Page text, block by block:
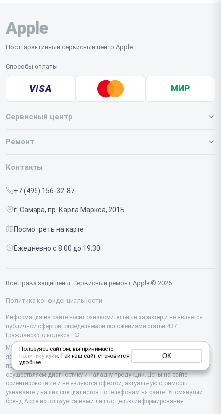
Apple
Постгарантийный сервисный центр Apple
Способы оплаты
VISA МИР
Сервисный центр
О нашем сервисе
Срочный ремонт
Доставка и способы оплаты
Диагностика
Контакты
Ремонт
Iphone
Studio Display
Vision Pro
Контакты
+7 (495) 156-32-87
г. Самара, пр. Карла Маркса, 201Б
Посмотреть на карте
Ежедневно с 8:00 до 19:30
Все права защищены. Сервисный ремонт Apple © 2026
Политика конфиденциальности
Информация на сайте носит ознакомительный характер и не является
публичной офертой, определяемой положениями статьи 437
Гражданского кодекса РФ.
Мы специализируемся на обслуживании и ремонте техники Apple, но не
являемся их официальным представителем. Предоставляем
профессиональные услуги после истечения гарантии, а также
осуществляем диагностику и наладку продукции. Цены на сайте
ориентировочные и не являются офертой, актуальную стоимость
узнавайте у наших специалистов по телефонам на сайте. Упомянутый
бренд Apple используется нами лишь с целью информирования.
Пользуясь сайтом, вы принимаете
политику куки. Так наш сайт становится
удобнее
ОК